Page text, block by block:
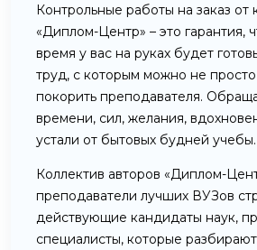
Контрольные работы на заказ от
«Диплом-Центр» – это гарантия,
время у вас на руках будет
труд, с которым можно не просто
покорить преподавателя.
времени, сил, желания,
устали от бытовых будней учебы.
Коллектив авторов «Диплом-
преподаватели лучших ВУЗов
действующие кандидаты наук,
специалисты, которые